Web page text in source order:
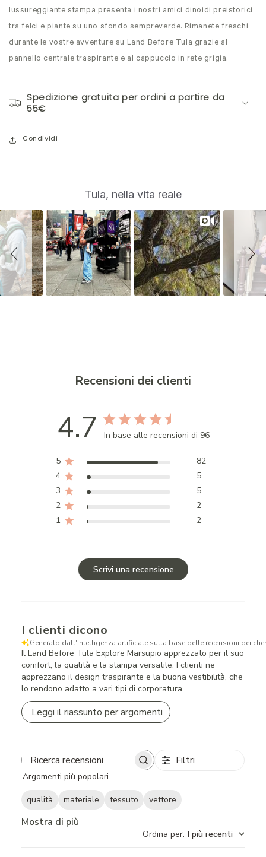
lussureggiante stampa presenta i nostri amici dinoidi preistorici
tra felci e piante su uno sfondo sempreverde. Rimanete freschi
durante le vostre avventure su Land Before Tula grazie al
pannello centrale traspirante e al cappuccio in rete grigia.
Spedizione gratuita per ordini a partire da
55€
Condividi
d
e
s
h
o
w
Tula, nella vita reale
Recensioni dei clienti
4.7 In base alle recensioni di 96
5
82
4
5
3
5
2
2
1
2
Scrivi una recensione
I clienti dicono
Generato dall'intelligenza artificiale sulla base delle recensioni dei
Il Land Before Tula Explore Marsupio apprezzato per il suo
comfort, la qualità e la stampa versatile. I clienti ne
apprezzano il design traspirante e la buona vestibilità, che
lo rendono adatto a vari tipi di corporatura.
Leggi il riassunto per argomenti
Search
reviews
Filtri
Argomenti più popolari
qualità materiale tessuto vettore
Mostra di più
Ordina per: I più recenti